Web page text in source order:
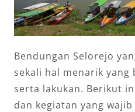
Bendungan Selorejo
sekali hal menarik yang
serta lakukan. Berikut
dan kegiatan yang